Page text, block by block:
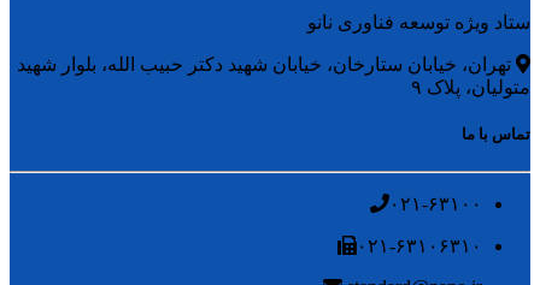
ستاد ویژه توسعه فناوری نانو
تهران، خیابان ستارخان، خیابان شهید دکتر حبیب الله، بلوار شهید
متولیان، پلاک ۹
تماس با ما
۰۲۱-۶۳۱۰۰
۰۲۱-۶۳۱۰۶۳۱۰